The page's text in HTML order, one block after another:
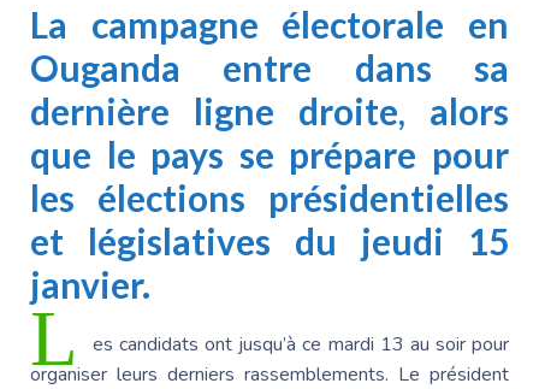
La campagne électorale en
Ouganda entre dans sa
dernière ligne droite, alors
que le pays se prépare pour
les élections présidentielles
et législatives du jeudi 15
janvier.
L
es candidats ont jusqu’à ce mardi 13 au soir pour
organiser leurs derniers rassemblements. Le président